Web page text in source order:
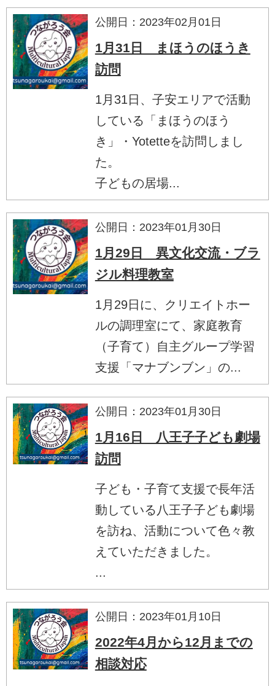
公開日：2023年02月01日
1月31日 まほうのほうき
訪問
1月31日、子安エリアで活動
している「まほうのほう
き」・Yotetteを訪問しまし
た。
子どもの居場...
公開日：2023年01月30日
1月29日 異文化交流・ブラ
ジル料理教室
1月29日に、クリエイトホー
ルの調理室にて、家庭教育
（子育て）自主グループ学習
支援「マナブンブン」の...
公開日：2023年01月30日
1月16日 八王子子ども劇場
訪問
子ども・子育て支援で長年活
動している八王子子ども劇場
を訪ね、活動について色々教
えていただきました。
...
公開日：2023年01月10日
2022年4月から12月までの
相談対応